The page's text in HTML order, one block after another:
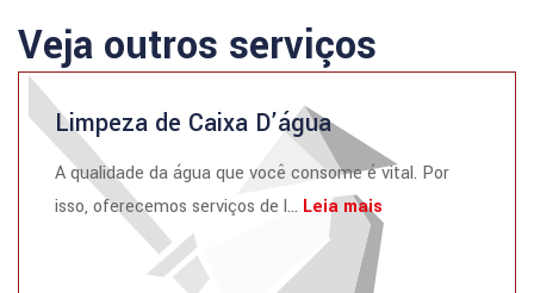
Veja outros serviços
Limpeza de Caixa D’água
A qualidade da água que você consome é vital. Por
isso, oferecemos serviços de l... Leia mais